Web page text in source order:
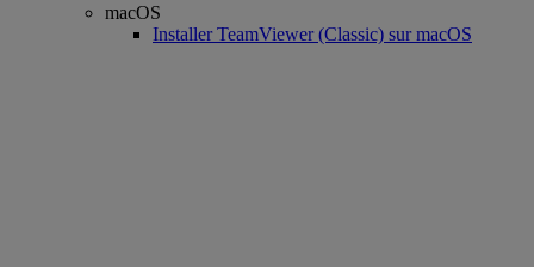
macOS
Installer TeamViewer (Classic) sur macOS